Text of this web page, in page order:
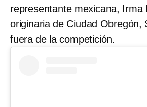
representante mexicana, Irma
originaria de Ciudad Obregón,
fuera de la competición.